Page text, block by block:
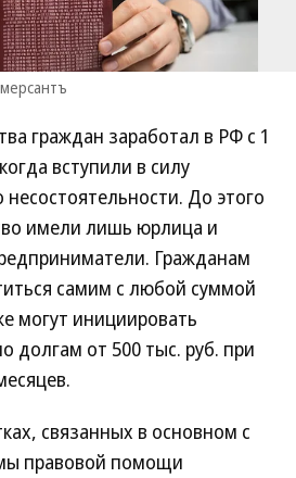
граждан заработал в РФ с 1
вступили в силу
несостоятельности. До этого
имели лишь юрлица и
Гражданам
самим с любой суммой
могут инициировать
долгам от 500 тыс. руб. при
связанных в основном с
правовой помощи